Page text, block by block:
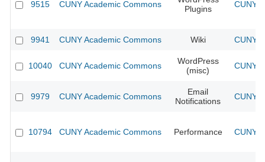
9515 CUNY Academic Commons
Plugins
CUNY
9941 CUNY Academic Commons Wiki CUNY
10040 CUNY Academic Commons
WordPress
(misc)
CUNY
9979 CUNY Academic Commons
Email
Notifications
CUNY
10794 CUNY Academic Commons Performance CUNY